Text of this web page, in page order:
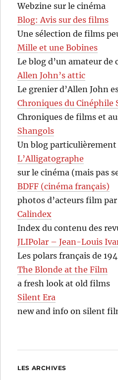
Webzine sur le cinéma
Blog: Avis sur des films
Une sélection de films
Mille et une Bobines
Le blog d’un amateur de
Allen John’s attic
Le grenier d’Allen John
Chroniques du Cinéphile
Chroniques de films et
Shangols
Un blog
L’Alligatographe
sur le cinéma (mais pas
BDFF (cinéma français)
photos d’acteurs film
Calindex
Index du contenu des
JLIPolar – Jean-Louis
Les polars français de
The Blonde at the Film
a fresh look at old films
Silent Era
new and info on silent
LES ARCHIVES